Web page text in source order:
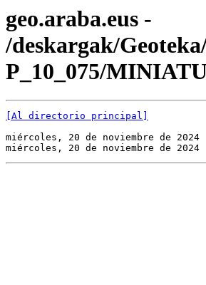
geo.araba.eus -
/deskargak/
P_10_075/
[Al directorio principal]
miércoles, 20 de noviembre de
miércoles, 20 de noviembre de